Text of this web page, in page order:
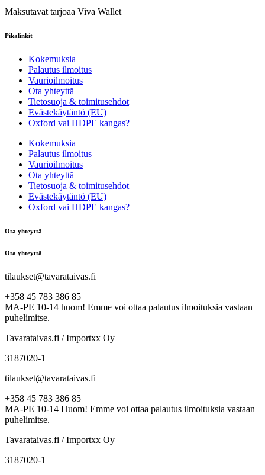
Maksutavat tarjoaa Viva Wallet
Pikalinkit
Kokemuksia
Palautus ilmoitus
Vaurioilmoitus
Ota yhteyttä
Tietosuoja & toimitusehdot
Evästekäytäntö (EU)
Oxford vai HDPE kangas?
Kokemuksia
Palautus ilmoitus
Vaurioilmoitus
Ota yhteyttä
Tietosuoja & toimitusehdot
Evästekäytäntö (EU)
Oxford vai HDPE kangas?
Ota yhteyttä
Ota yhteyttä
tilaukset@tavarataivas.fi
+358 45 783 386 85
MA-PE 10-14 huom! Emme voi ottaa palautus ilmoituksia vastaan
puhelimitse.
Tavarataivas.fi / Importxx Oy
3187020-1
tilaukset@tavarataivas.fi
+358 45 783 386 85
MA-PE 10-14 Huom! Emme voi ottaa palautus ilmoituksia vastaan
puhelimitse.
Tavarataivas.fi / Importxx Oy
3187020-1